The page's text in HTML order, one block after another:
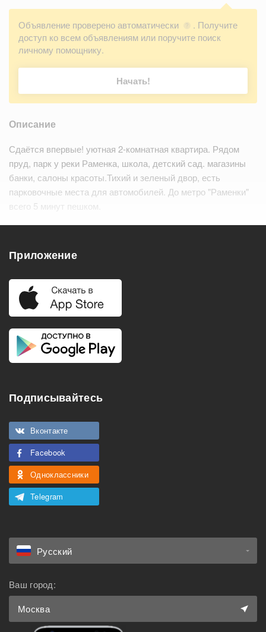
Объявление проверено автоматически ?
. Получите
доступ ко всем объявлениям или поручите поиск
личному помощнику.
Начать!
Описание
Сдаётся впервые! уютная 2-комнатная квартира. Рядом
пруд, парк у реки Раменка, школа, детский сад. магазины
банки, салоны красоты.Тихий и зеленый двор, есть
парковочные места для автомобилей. До метро "Раменки"
всего 5 минут пешком.
В квартире сделан косметический рем…Читать дальше
Удобства
Балкон
Холодильник
Кондиционер
Можно с животными
Приложение
Подписывайтесь
Вконтакте
Facebook
Одноклассники
Telegram
Русский
Ваш город:
Москва